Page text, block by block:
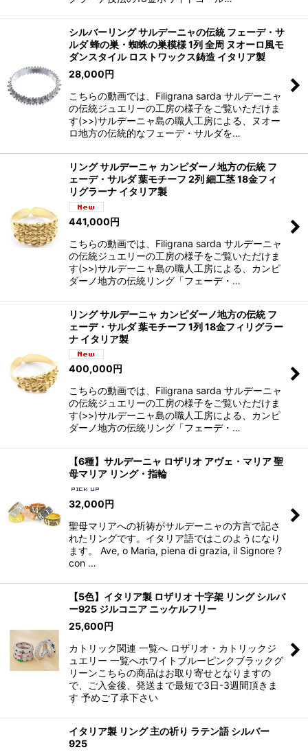
シルバーリング サルデーニャの伝統 フェーデ・サ
ルダ 蜂の巣・蜘蛛の巣模様 1列 全周 ヌオーロ風モ
ダンスタイル ロストワックス鋳造 イタリア製
28,000円
こちらの動画では、Filigrana sarda サルデーニャ
の伝統ジュエリーの工房の様子をご覧いただけま
す(>>)サルデーニャ島の職人工房による、ヌオー
ロ地方の伝統的なフェーデ・サルダを…
リング サルデーニャ カンピダーノ地方の伝統 フ
ェーデ・サルダ 葉モチーフ 2列 細工茎 18金フィ
リグラーナ イタリア製
441,000円
こちらの動画では、Filigrana sarda サルデーニャ
の伝統ジュエリーの工房の様子をご覧いただけま
す(>>)サルデーニャ島の職人工房による、カンピ
ダーノ地方の伝統リング「フェーデ・…
リング サルデーニャ カンピダーノ地方の伝統 フ
ェーデ・サルダ 葉モチーフ 1列 18金フィリグラー
ナ イタリア製
400,000円
こちらの動画では、Filigrana sarda サルデーニャ
の伝統ジュエリーの工房の様子をご覧いただけま
す(>>)サルデーニャ島の職人工房による、カンピ
ダーノ地方の伝統リング「フェーデ・…
【6種】サルデーニャ ロザリオ アヴェ・マリア 聖
母マリア リング・指輪
32,000円
聖母マリアへの祈祷がサルデーニャの方言で記さ
れたリングです。イタリア語ではこのようになり
ます。 Ave, o Maria, piena di grazia, il Signore ?
con …
【5色】イタリア製 ロザリオ 十字架 リング シルバ
ー925 ジルコニア ニッケルフリー
25,600円
カトリック関連 一覧へ ロザリオ・カトリックジ
ュエリー 一覧へホワイトブルーピンクブラックグ
リーンこちらの商品はお取り寄せとなりますの
で、ご入金後、発送まで最短で3日-3週間頂きま
す 予めご了承下さい
イタリア製 リング 主の祈り ラテン語 シルバー
925